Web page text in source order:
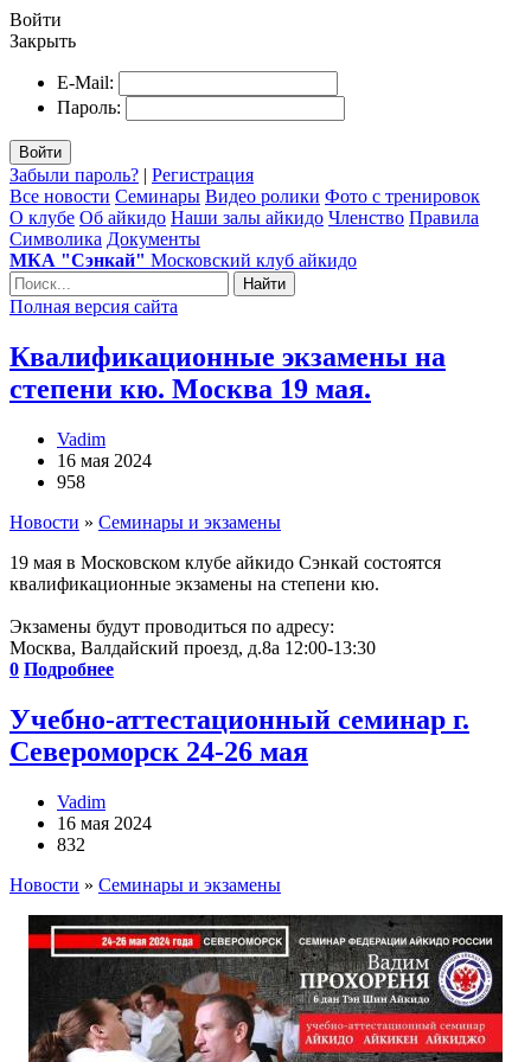
Войти
Закрыть
E-Mail:
Пароль:
Войти
Забыли пароль? | Регистрация
Все новости Семинары Видео ролики Фото с тренировок
О клубе Об айкидо Наши залы айкидо Членство Правила
Символика Документы
МКА "Сэнкай" Московский клуб айкидо
Найти
Полная версия сайта
Квалификационные экзамены на
степени кю. Москва 19 мая.
Vadim
16 мая 2024
958
Новости » Семинары и экзамены
19 мая в Московском клубе айкидо Сэнкай состоятся
квалификационные экзамены на степени кю.
Экзамены будут проводиться по адресу:
Москва, Валдайский проезд, д.8а 12:00-13:30
0 Подробнее
Учебно-аттестационный семинар г.
Североморск 24-26 мая
Vadim
16 мая 2024
832
Новости » Семинары и экзамены